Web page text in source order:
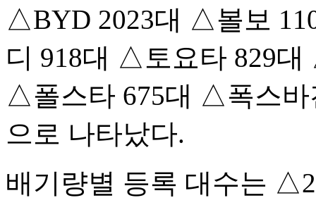
△BYD 2023대 △볼보
디 918대 △토요타 829
△폴스타 675대 △폭스바
으로 나타났다.
배기량별 등록 대수는